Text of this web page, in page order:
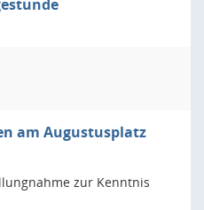
am Augustusplatz
zur Kenntnis